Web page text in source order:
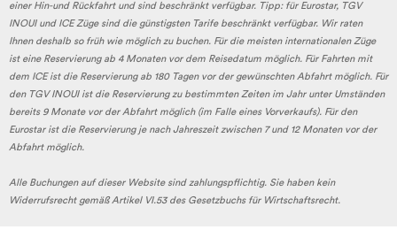
einer Hin-und Rückfahrt und sind beschränkt verfügbar. Tipp: für Eurostar, TGV
INOUI und ICE Züge sind die günstigsten Tarife beschränkt verfügbar. Wir raten
Ihnen deshalb so früh wie möglich zu buchen. Für die meisten internationalen Züge
ist eine Reservierung ab 4 Monaten vor dem Reisedatum möglich. Für Fahrten mit
dem ICE ist die Reservierung ab 180 Tagen vor der gewünschten Abfahrt möglich. Für
den TGV INOUI ist die Reservierung zu bestimmten Zeiten im Jahr unter Umständen
bereits 9 Monate vor der Abfahrt möglich (im Falle eines Vorverkaufs). Für den
Eurostar ist die Reservierung je nach Jahreszeit zwischen 7 und 12 Monaten vor der
Abfahrt möglich.
Alle Buchungen auf dieser Website sind zahlungspflichtig. Sie haben kein
Widerrufsrecht gemäß Artikel VI.53 des Gesetzbuchs für Wirtschaftsrecht.